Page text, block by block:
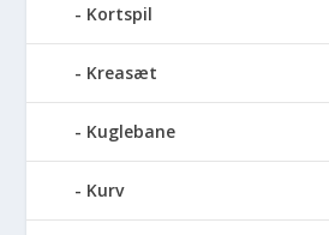
Kortspil
Kreasæt
Kuglebane
Kurv